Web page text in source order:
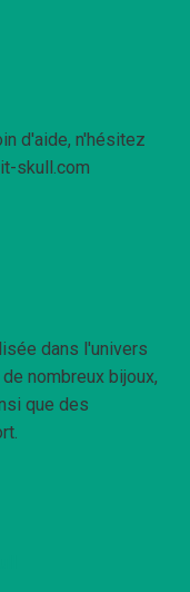
d'aide, n'hésitez
skull.com
dans l'univers
nombreux bijoux,
que des